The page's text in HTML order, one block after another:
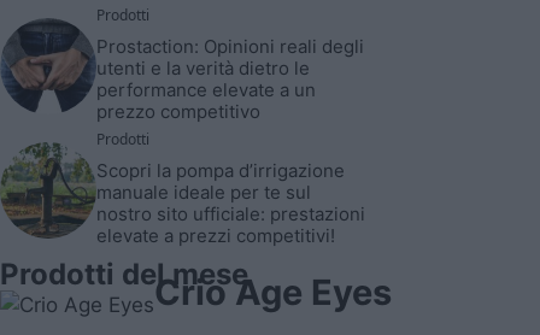
Prodotti
Prostaction: Opinioni reali degli
utenti e la verità dietro le
performance elevate a un
prezzo competitivo
Prodotti
Scopri la pompa d’irrigazione
manuale ideale per te sul
nostro sito ufficiale: prestazioni
elevate a prezzi competitivi!
Prodotti del meseCrio Age Eyes